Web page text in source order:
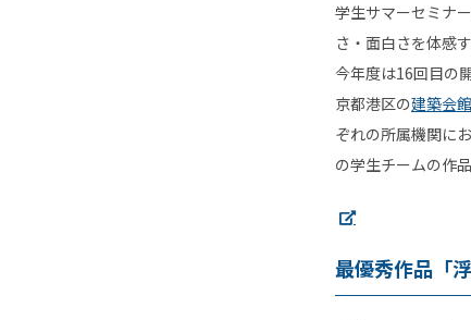
学生サマーセミナ
さ・面白さを体感
今年度は16回目の
京都港区の建築会館
ぞれの所属機関に
の学生チームの作
最優秀作品「浮